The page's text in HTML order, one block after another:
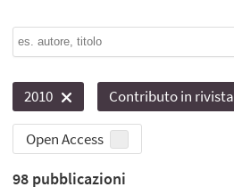
2010 Contributo in rivista
Open Access
98 pubblicazioni